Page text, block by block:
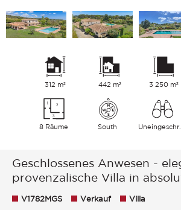
312 m² 442 m² 3 250 m²
8 Räume South Uneingeschränkt Garten
Geschlossenes Anwesen -
provenzalische Villa in
V1782MGS Verkauf Villa